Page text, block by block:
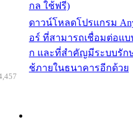
กล ใช้ฟรี)
ดาวน์โหลดโปรแกรม
อร์ ที่สามารถเชื่อมต่อแ
ก และที่สำคัญมีระบบรัก
ช้ภายในธนาคารอีกด้วย